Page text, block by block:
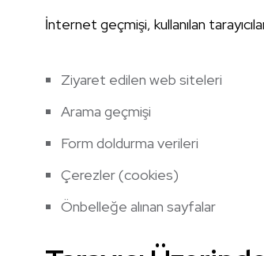
İnternet geçmişi, kullanılan
Ziyaret edilen web siteleri
Arama geçmişi
Form doldurma verileri
Çerezler (cookies)
Önbelleğe alınan sayfalar